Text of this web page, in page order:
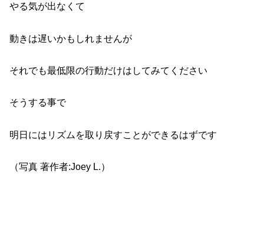
やる気が出なくて
動きは遅いかもしれませんが
それでも最低限の行動だけはしてみてください
そうする事で
明日にはリズムを取り戻すことができるはずです
（写真 著作者:Joey L.）